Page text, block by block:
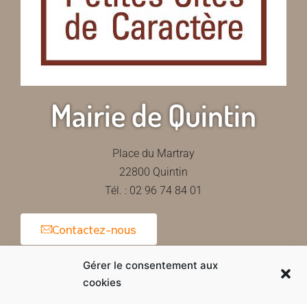
Gérer le consentement aux
cookies
Mairie de Quintin
Place du Martray
22800 Quintin
Tél. : 02 96 74 84 01
Contactez-nous